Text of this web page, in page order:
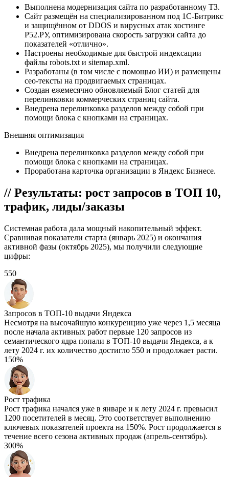
Выполнена модернизация сайта по разработанному ТЗ.
Сайт размещён на специализированном под 1С-Битрикс
и защищённом от DDOS и вирусных атак хостинге
Р52.РУ, оптимизирована скорость загрузки сайта до
показателей «отлично».
Настроены необходимые для быстрой индексации
файлы robots.txt и sitemap.xml.
Разработаны (в том числе с помощью ИИ) и размещены
сео-тексты на продвигаемых страницах.
Создан ежемесячно обновляемый Блог статей для
перелинковки коммерческих страниц сайта.
Внедрена перелинковка разделов между собой при
помощи блока с кнопками на страницах.
Внешняя оптимизация
Внедрена перелинковка разделов между собой при
помощи блока с кнопками на страницах.
Проработана карточка организации в Яндекс Бизнесе.
// Результаты: рост запросов в ТОП 10,
трафик, лиды/заказы
Системная работа дала мощный накопительный эффект.
Сравнивая показатели старта (январь 2025) и окончания
активной фазы (октябрь 2025), мы получили следующие
цифры:
550
Запросов в ТОП-10 выдачи Яндекса
Несмотря на высочайшую конкуренцию уже через 1,5 месяца
после начала активных работ первые 120 запросов из
семантического ядра попали в ТОП-10 выдачи Яндекса, а к
лету 2024 г. их количество достигло 550 и продолжает расти.
150%
Рост трафика
Рост трафика начался уже в январе и к лету 2024 г. превысил
1200 посетителей в месяц. Это соответствует выполнению
ключевых показателей проекта на 150%. Рост продолжается в
течение всего сезона активных продаж (апрель-сентябрь).
300%